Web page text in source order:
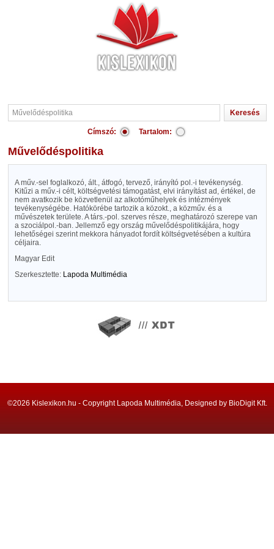
Címszó: Tartalom:
Művelődéspolitika
A műv.-sel foglalkozó, ált., átfogó, tervező, irányító pol.-i tevékenység.
Kitűzi a műv.-i célt, költségvetési támogatást, elvi irányítást ad, értékel, de
nem avatkozik be közvetlenül az alkotóműhelyek és intézmények
tevékenységébe. Hatókörébe tartozik a közokt., a közműv. és a
művészetek területe. A társ.-pol. szerves része, meghatározó szerepe van
a szociálpol.-ban. Jellemző egy ország művelődéspolitikájára, hogy
lehetőségei szerint mekkora hányadot fordít költségvetésében a kultúra
céljaira.
Magyar Edit
Szerkesztette: Lapoda Multimédia
©2026 Kislexikon.hu - Copyright Lapoda Multimédia, Designed by BioDigit Kft.